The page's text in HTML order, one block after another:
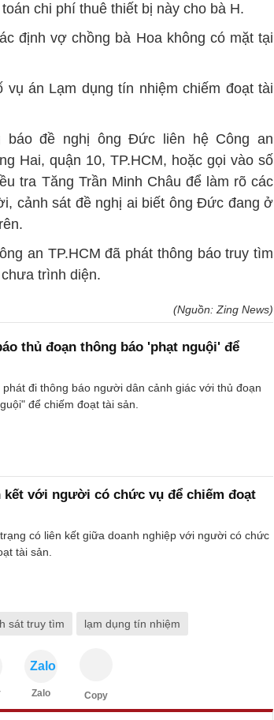
chi phí thuê thiết bị này cho bà H.
định vợ chồng bà Hoa không có mặt tại
án Lạm dụng tín nhiệm chiếm đoạt tài
báo đề nghị ông Đức liên hệ Công an
Hai, quận 10, TP.HCM, hoặc gọi vào số
tra Tăng Trần Minh Châu để làm rõ các
cảnh sát đề nghị ai biết ông Đức đang ở
an TP.HCM đã phát thông báo truy tìm
trình diện.
(Nguồn: Zing News)
thủ đoạn thông báo 'phạt nguội' để
phát đi thông báo người dân cảnh giác với thủ đoạn
để chiếm đoạt tài sản.
kết với người có chức vụ để chiếm đoạt
có liên kết giữa doanh nghiệp với người có chức
tài sản.
sát truy tìm lạm dụng tín nhiệm
Zalo
Zalo Copy